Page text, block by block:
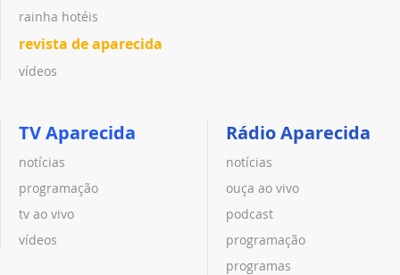
rainha hotéis
revista de aparecida
vídeos
TV Aparecida
notícias
programação
tv ao vivo
vídeos
Rádio Aparecida
notícias
ouça ao vivo
podcast
programação
programas